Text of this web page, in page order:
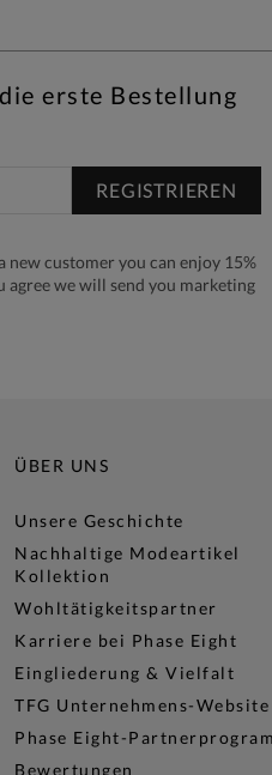
erste Bestellung
REGISTRIEREN
new customer you can enjoy 15%
we will send you marketing
ÜBER UNS
Unsere Geschichte
Nachhaltige Modeartikel
Kollektion
Wohltätigkeitspartner
Karriere bei Phase Eight
Eingliederung & Vielfalt
TFG Unternehmens-Website
Phase Eight-
Bewertungen